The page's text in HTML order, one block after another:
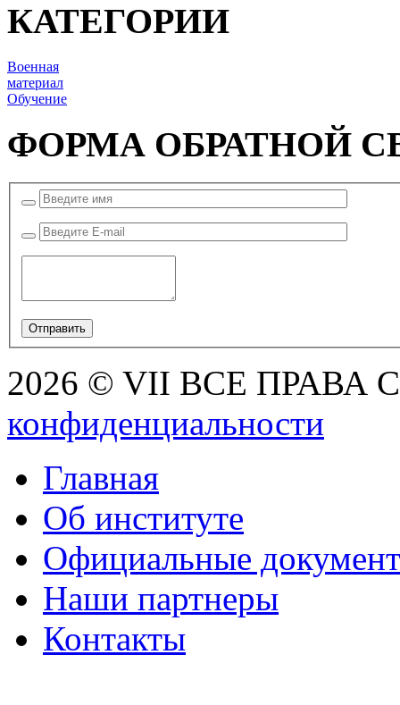
КАТЕГОРИИ
Военная
материал
Обучение
ФОРМА ОБРАТНОЙ
2026 © VII ВСЕ ПРАВА
конфиденциальности
Главная
Об институте
Официальные
Наши партнеры
Контакты